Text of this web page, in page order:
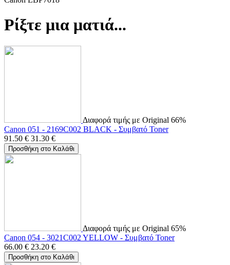
Ρίξτε μια ματιά...
Διαφορά τιμής με Original 66%
Canon 051 - 2169C002 BLACK - Συμβατό Toner
91.50 € 31.30 €
Προσθήκη στο Καλάθι
Διαφορά τιμής με Original 65%
Canon 054 - 3021C002 YELLOW - Συμβατό Toner
66.00 € 23.20 €
Προσθήκη στο Καλάθι